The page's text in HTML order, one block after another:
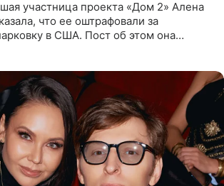
участница проекта «Дом 2» Алена
что ее оштрафовали за
в США. Пост об этом она